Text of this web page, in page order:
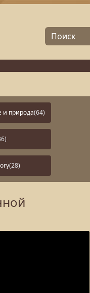
природа(64)
(28)